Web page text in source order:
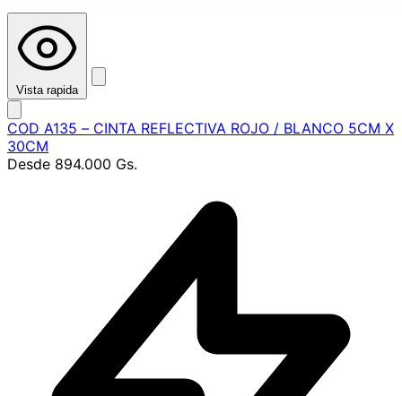
Vista rapida
COD A135 – CINTA REFLECTIVA ROJO / BLANCO 5CM X
30CM
Desde 894.000 Gs.